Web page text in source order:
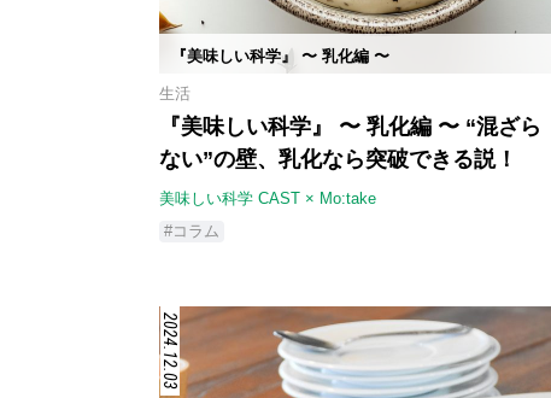
『美味しい科学』 〜 乳化編 〜
生活
『美味しい科学』 〜 乳化編 〜 “混ざら
ない”の壁、乳化なら突破できる説！
美味しい科学 CAST × Mo:take
#コラム
2024.12.03